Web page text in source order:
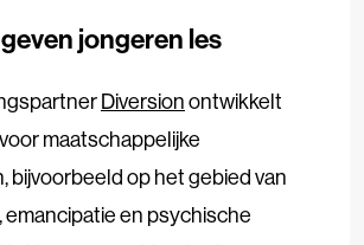
jongeren les
Diversionontwikkelt
maatschappelijke
bijvoorbeeld op het gebied van
emancipatie en psychische